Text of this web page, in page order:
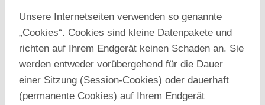
Unsere Internetseiten verwenden so genannte
„Cookies“. Cookies sind kleine Datenpakete und
richten auf Ihrem Endgerät keinen Schaden an. Sie
werden entweder vorübergehend für die Dauer
einer Sitzung (Session-Cookies) oder dauerhaft
(permanente Cookies) auf Ihrem Endgerät